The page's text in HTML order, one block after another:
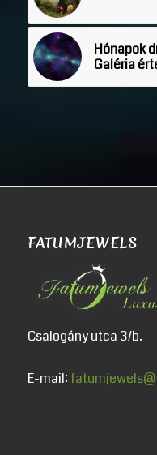
Hónapok
Galéria
FATUMJEWELS
Csalogány utca 3/b.
E-mail: